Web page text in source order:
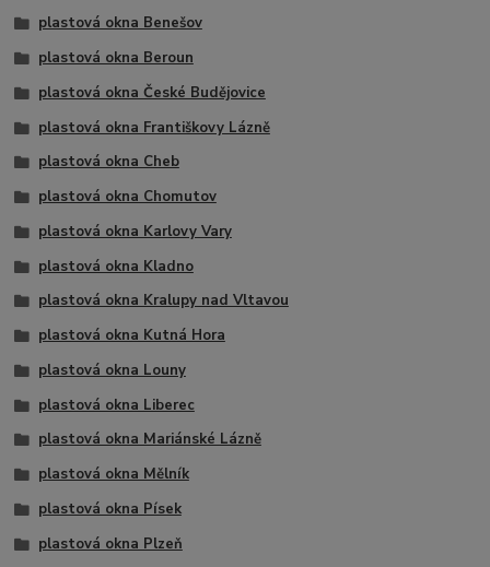
plastová okna Benešov
plastová okna Beroun
plastová okna České Budějovice
plastová okna Františkovy Lázně
plastová okna Cheb
plastová okna Chomutov
plastová okna Karlovy Vary
plastová okna Kladno
plastová okna Kralupy nad Vltavou
plastová okna Kutná Hora
plastová okna Louny
plastová okna Liberec
plastová okna Mariánské Lázně
plastová okna Mělník
plastová okna Písek
plastová okna Plzeň